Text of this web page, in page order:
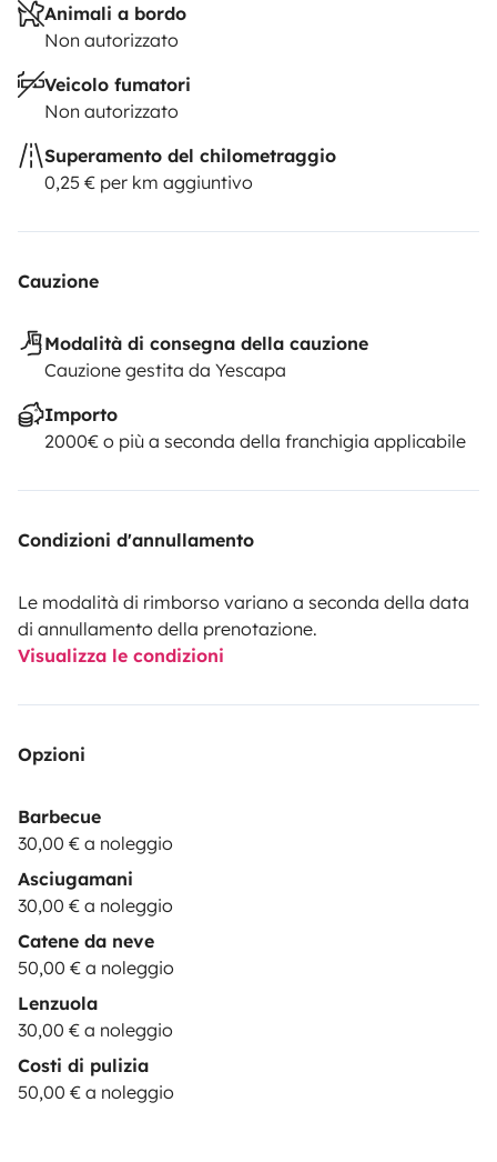
Animali a bordo
Non autorizzato
Veicolo fumatori
Non autorizzato
Superamento del chilometraggio
0,25 € per km aggiuntivo
Cauzione
Modalità di consegna della cauzione
Cauzione gestita da Yescapa
Importo
2000€ o più a seconda della franchigia applicabile
Condizioni d'annullamento
Le modalità di rimborso variano a seconda della data
di annullamento della prenotazione.
Visualizza le condizioni
Opzioni
Barbecue
30,00 € a noleggio
Asciugamani
30,00 € a noleggio
Catene da neve
50,00 € a noleggio
Lenzuola
30,00 € a noleggio
Costi di pulizia
50,00 € a noleggio